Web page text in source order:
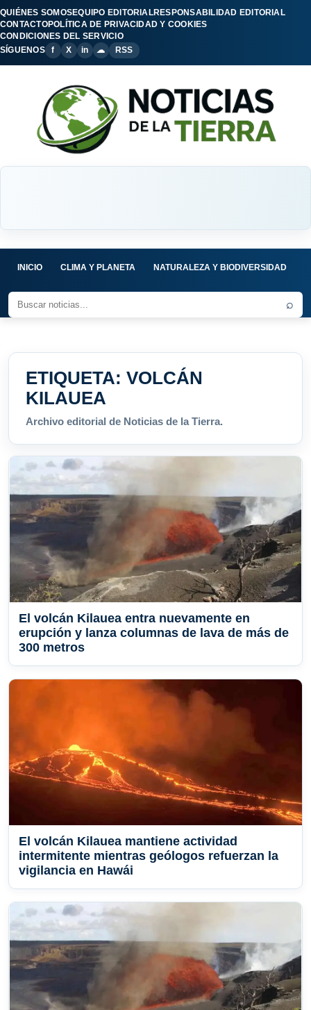
QUIÉNES SOMOSEQUIPO EDITORIALRESPONSABILIDAD EDITORIAL
CONTACTOPOLÍTICA DE PRIVACIDAD Y COOKIES
CONDICIONES DEL SERVICIO
SÍGUENOS
f X in ☁ RSS
INICIO CLIMA Y PLANETA NATURALEZA Y BIODIVERSIDAD
⌕
ETIQUETA: VOLCÁN
KILAUEA
Archivo editorial de Noticias de la Tierra.
El volcán Kilauea entra nuevamente en
erupción y lanza columnas de lava de más de
300 metros
El volcán Kilauea mantiene actividad
intermitente mientras geólogos refuerzan la
vigilancia en Hawái